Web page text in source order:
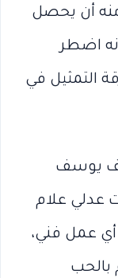
أن يحصل
اضطر
التمثيل في
يوسف
عدلي علام
أي عمل فني،